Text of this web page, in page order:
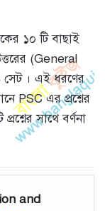
১০ টি বাছাই
(General
। এই ধরণের
PSC এর প্রশ্নের
সাথে বর্ণনা
and